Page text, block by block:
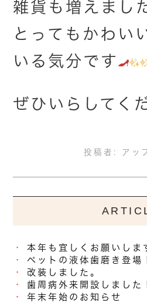
雑貨も増えまし
とってもかわい
いる気分です
ぜひいらしてく
投稿者: アッ
本年も宜しくお願いしま
ペットの液体歯磨き登場
改装しました。
歯周病外来開設しました
年末年始のお知らせ